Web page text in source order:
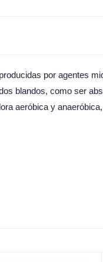
por agentes
blandos, como ser
aeróbica y